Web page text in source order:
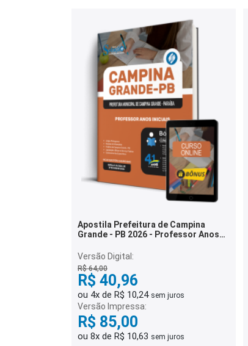
Apostila Prefeitura de Campina
Grande - PB 2026 - Professor Anos
Versão Digital:
R$ 64,00
R$ 40,96
ou 4x de R$ 10,24 sem juros
Versão Impressa:
R$ 85,00
ou 8x de R$ 10,63 sem juros